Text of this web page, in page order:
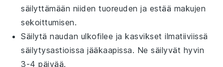
säilyttämään niiden tuoreuden ja estää makujen
sekoittumisen.
Säilytänaudan ulkofilee jakasvikset ilmatiiviissä
säilytysastioissa jääkaapissa. Ne säilyvät hyvin
3-4 päivää.